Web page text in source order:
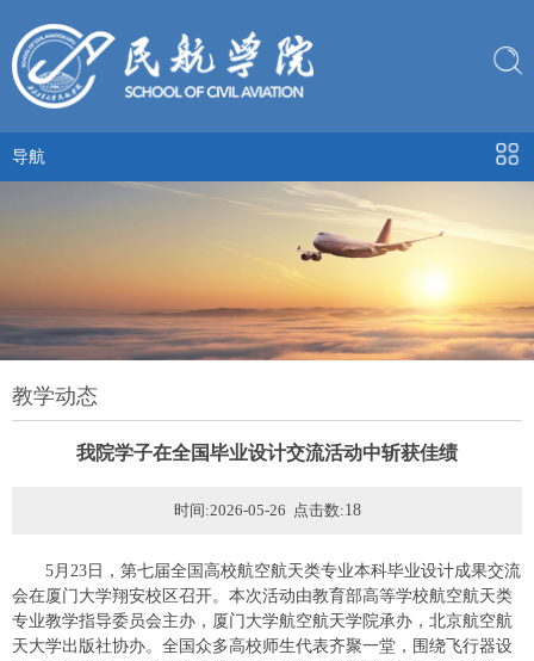
导航
教学动态
我院学子在全国毕业设计交流活动中斩获佳绩
时间:2026-05-26 点击数:18
5月23日，第七届全国高校航空航天类专业本科毕业设计成果交流
会在厦门大学翔安校区召开。本次活动由教育部高等学校航空航天类
专业教学指导委员会主办，厦门大学航空航天学院承办，北京航空航
天大学出版社协办。全国众多高校师生代表齐聚一堂，围绕飞行器设